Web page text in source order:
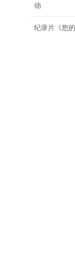
动
纪录片《您的